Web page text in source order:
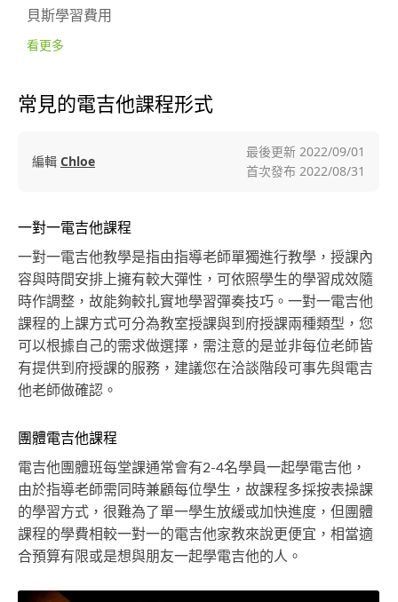
貝斯學習費用
看更多
常見的電吉他課程形式
編輯 Chloe
最後更新 2022/09/01
首次發布 2022/08/31
一對一電吉他課程
一對一電吉他教學是指由指導老師單獨進行教學，授課內
容與時間安排上擁有較大彈性，可依照學生的學習成效隨
時作調整，故能夠較扎實地學習彈奏技巧。一對一電吉他
課程的上課方式可分為教室授課與到府授課兩種類型，您
可以根據自己的需求做選擇，需注意的是並非每位老師皆
有提供到府授課的服務，建議您在洽談階段可事先與電吉
他老師做確認。
團體電吉他課程
電吉他團體班每堂課通常會有2-4名學員一起學電吉他，
由於指導老師需同時兼顧每位學生，故課程多採按表操課
的學習方式，很難為了單一學生放緩或加快進度，但團體
課程的學費相較一對一的電吉他家教來說更便宜，相當適
合預算有限或是想與朋友一起學電吉他的人。